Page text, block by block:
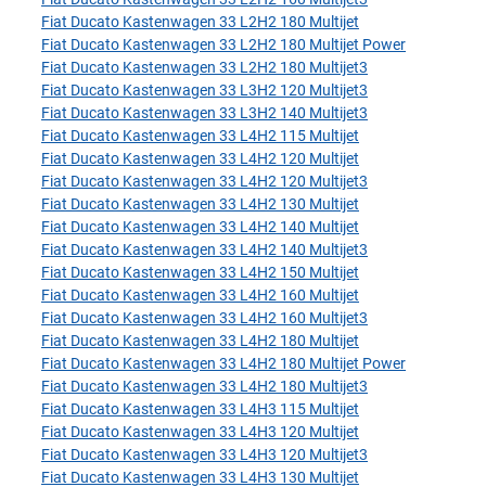
Fiat Ducato Kastenwagen 33 L2H2 180 Multijet
Fiat Ducato Kastenwagen 33 L2H2 180 Multijet Power
Fiat Ducato Kastenwagen 33 L2H2 180 Multijet3
Fiat Ducato Kastenwagen 33 L3H2 120 Multijet3
Fiat Ducato Kastenwagen 33 L3H2 140 Multijet3
Fiat Ducato Kastenwagen 33 L4H2 115 Multijet
Fiat Ducato Kastenwagen 33 L4H2 120 Multijet
Fiat Ducato Kastenwagen 33 L4H2 120 Multijet3
Fiat Ducato Kastenwagen 33 L4H2 130 Multijet
Fiat Ducato Kastenwagen 33 L4H2 140 Multijet
Fiat Ducato Kastenwagen 33 L4H2 140 Multijet3
Fiat Ducato Kastenwagen 33 L4H2 150 Multijet
Fiat Ducato Kastenwagen 33 L4H2 160 Multijet
Fiat Ducato Kastenwagen 33 L4H2 160 Multijet3
Fiat Ducato Kastenwagen 33 L4H2 180 Multijet
Fiat Ducato Kastenwagen 33 L4H2 180 Multijet Power
Fiat Ducato Kastenwagen 33 L4H2 180 Multijet3
Fiat Ducato Kastenwagen 33 L4H3 115 Multijet
Fiat Ducato Kastenwagen 33 L4H3 120 Multijet
Fiat Ducato Kastenwagen 33 L4H3 120 Multijet3
Fiat Ducato Kastenwagen 33 L4H3 130 Multijet